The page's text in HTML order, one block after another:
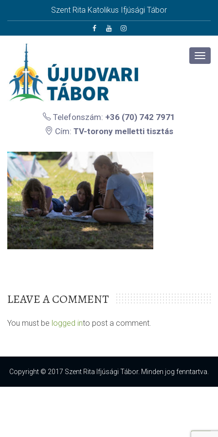
Szent Rita Katolikus Ifjúsági Tábor
Telefonszám: +36 (70) 742 7971
Cím: TV-torony melletti tisztás
LEAVE A COMMENT
You must be logged into post a comment.
Copyright © 2017 Szent Rita Ifjúsági Tábor. Minden jog fenntartva.